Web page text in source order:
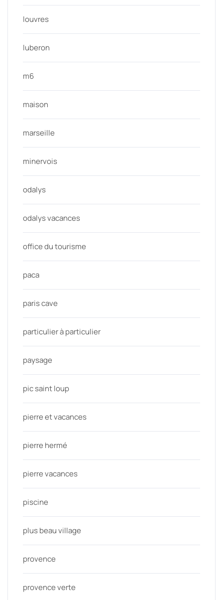
louvres
luberon
m6
maison
marseille
minervois
odalys
odalys vacances
office du tourisme
paca
paris cave
particulier à particulier
paysage
pic saint loup
pierre et vacances
pierre hermé
pierre vacances
piscine
plus beau village
provence
provence verte